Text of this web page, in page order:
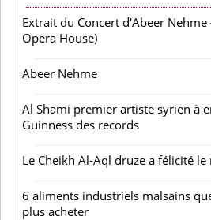
Extrait du Concert d'Abeer Nehme
Opera House)
Abeer Nehme
Al Shami premier artiste syrien à
Guinness des records
Le Cheikh Al-Aql druze a félicité
6 aliments industriels malsains
plus acheter